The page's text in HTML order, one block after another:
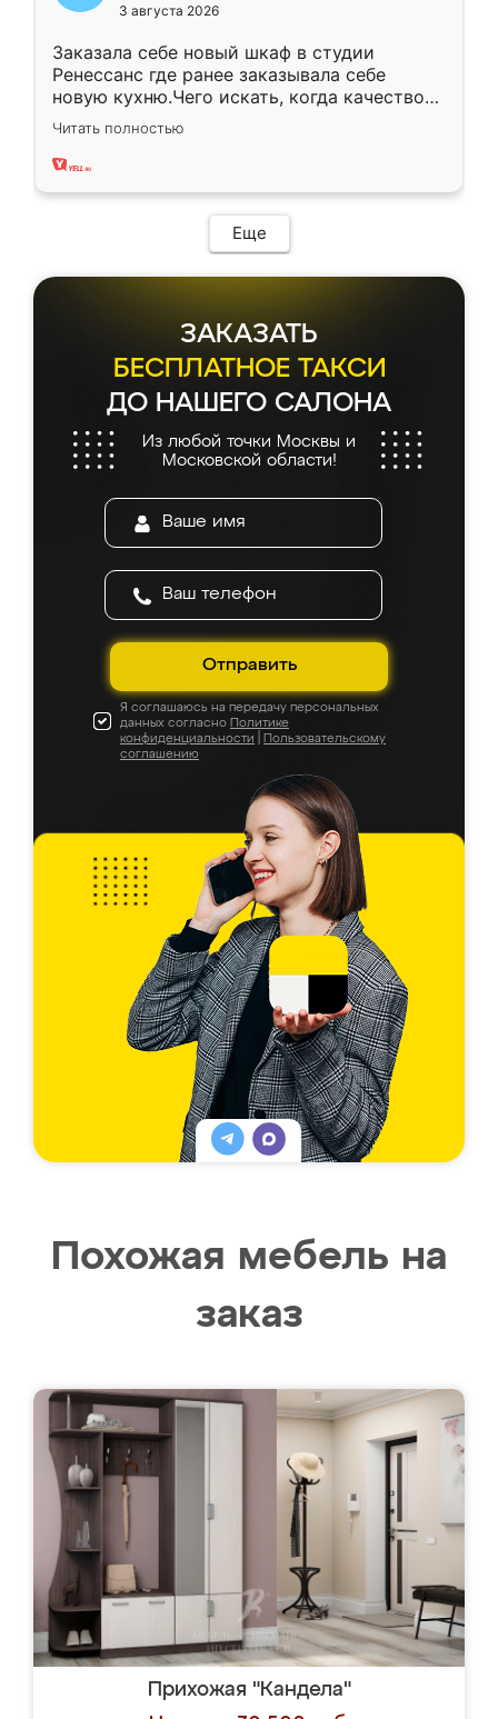
3 августа 2026
Заказала себе новый шкаф в студии
Ренессанс где ранее заказывала себе
новую кухню.Чего искать, когда качеством
вполне довольна. Служит кухня уже почти
два года, нареканий нет.
Читать полностью
Еще
ЗАКАЗАТЬ
БЕСПЛАТНОЕ ТАКСИ
ДО НАШЕГО САЛОНА
Из любой точки Москвы и
Московской области!
Отправить
Я соглашаюсь на передачу персональных
данных согласно Политике
конфиденциальности
Пользовательскому
соглашению
Похожая мебель на
заказ
Прихожая "Кандела"